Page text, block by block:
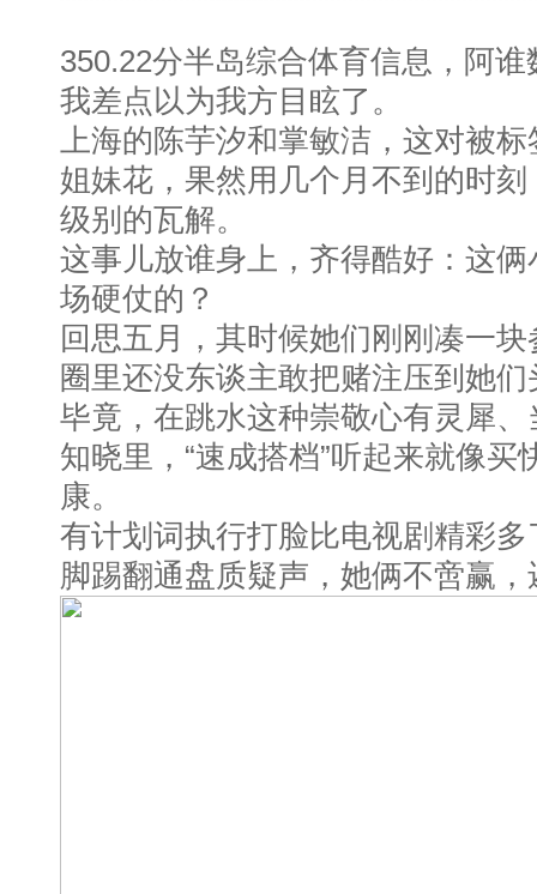
350.22分半岛综合体育信息，阿
我差点以为我方目眩了。
上海的陈芋汐和掌敏洁，这对被
姐妹花，果然用几个月不到的时刻
级别的瓦解。
这事儿放谁身上，齐得酷好：这
场硬仗的？
回思五月，其时候她们刚刚凑一
圈里还没东谈主敢把赌注压到她们
毕竟，在跳水这种崇敬心有灵犀
知晓里，“速成搭档”听起来就像
康。
有计划词执行打脸比电视剧精彩
脚踢翻通盘质疑声，她俩不啻赢